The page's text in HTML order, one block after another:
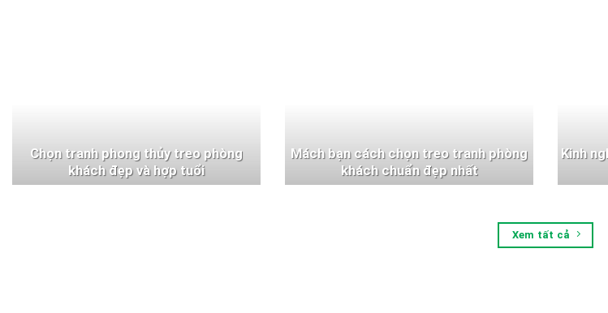
Chọn tranh phong thủy treo phòng
khách đẹp và hợp tuổi
Mách bạn cách chọn treo tranh phòng
khách chuẩn đẹp nhất
Kinh
Xem tất cả